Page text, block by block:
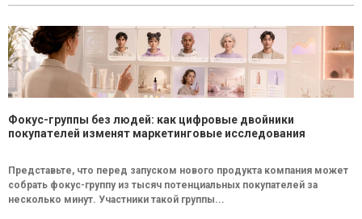
Фокус-группы без людей: как цифровые двойники
покупателей изменят маркетинговые исследования
Представьте, что перед запуском нового продукта компания может
собрать фокус-группу из тысяч потенциальных покупателей за
несколько минут. Участники такой группы...